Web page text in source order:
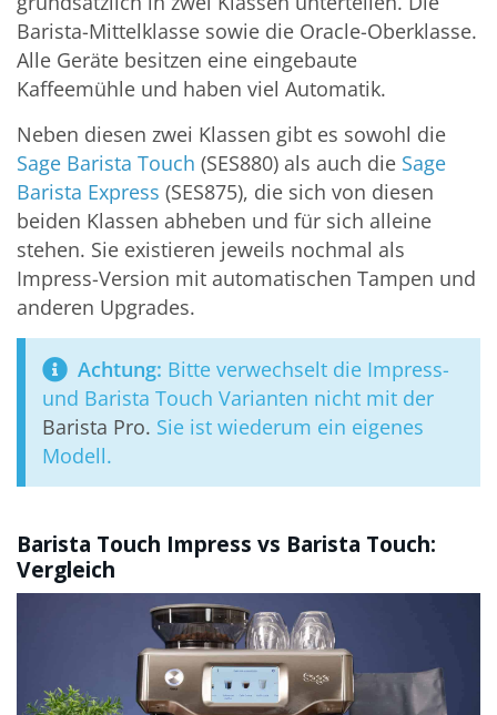
Barista-Mittelklasse sowie die Oracle-Oberklasse.
Alle Geräte besitzen eine eingebaute
Kaffeemühle und haben viel Automatik.
Neben diesen zwei Klassen gibt es sowohl die
Sage Barista Touch (SES880) als auch die Sage
Barista Express (SES875), die sich von diesen
beiden Klassen abheben und für sich alleine
stehen. Sie existieren jeweils nochmal als
Impress-Version mit automatischen Tampen und
anderen Upgrades.
Achtung: Bitte verwechselt die Impress-
und Barista Touch Varianten nicht mit der
Barista Pro. Sie ist wiederum ein eigenes
Modell.
Barista Touch Impress vs Barista Touch:
Vergleich